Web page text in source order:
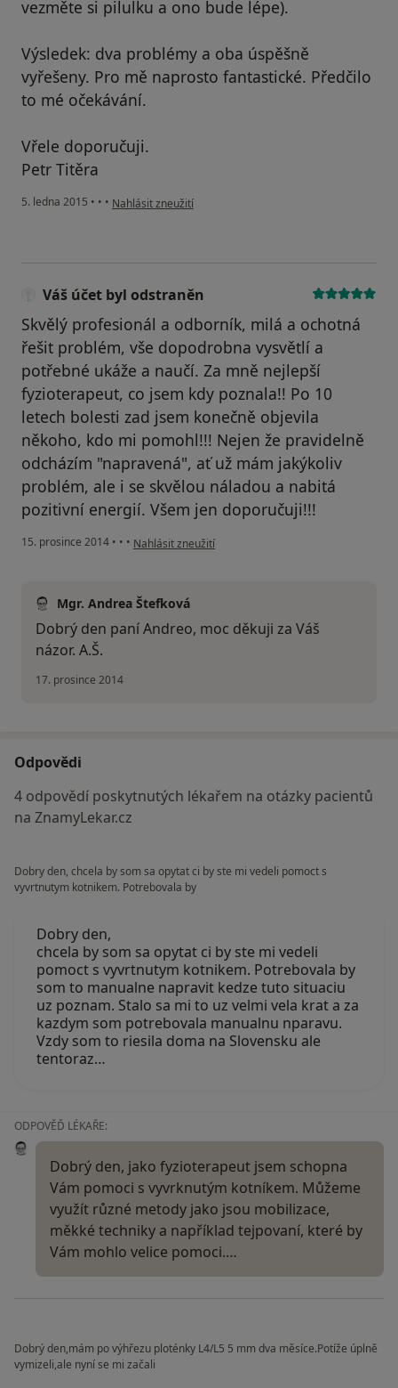
vezměte si pilulku a ono bude lépe).
Výsledek: dva problémy a oba úspěšně
vyřešeny. Pro mě naprosto fantastické. Předčilo
to mé očekávání.
Vřele doporučuji.
Petr Titěra
5. ledna 2015 • • • podle názoru uživatele Váš účet byl odstraněn
Nahlásit zneužití
Váš účet byl odstraněn
Skvělý profesionál a odborník, milá a ochotná
řešit problém, vše dopodrobna vysvětlí a
potřebné ukáže a naučí. Za mně nejlepší
fyzioterapeut, co jsem kdy poznala!! Po 10
letech bolesti zad jsem konečně objevila
někoho, kdo mi pomohl!!! Nejen že pravidelně
odcházím "napravená", ať už mám jakýkoliv
problém, ale i se skvělou náladou a nabitá
pozitivní energií. Všem jen doporučuji!!!
15. prosince 2014 • • • podle názoru uživatele Váš účet byl odstraněn
Nahlásit zneužití
Mgr. Andrea Štefková
Dobrý den paní Andreo, moc děkuji za Váš
názor. A.Š.
17. prosince 2014
Odpovědi
4 odpovědí poskytnutých lékařem na otázky pacientů
na ZnamyLekar.cz
Dobry den, chcela by som sa opytat ci by ste mi vedeli pomoct s
vyvrtnutym kotnikem. Potrebovala by
Dobry den,
chcela by som sa opytat ci by ste mi vedeli
pomoct s vyvrtnutym kotnikem. Potrebovala by
som to manualne napravit kedze tuto situaciu
uz poznam. Stalo sa mi to uz velmi vela krat a za
kazdym som potrebovala manualnu nparavu.
Vzdy som to riesila doma na Slovensku ale
tentoraz…
ODPOVĚĎ LÉKAŘE:
Dobrý den, jako fyzioterapeut jsem schopna
Vám pomoci s vyvrknutým kotníkem. Můžeme
využít různé metody jako jsou mobilizace,
měkké techniky a například tejpovaní, které by
Vám mohlo velice pomoci.…
Dobrý den,mám po výhřezu ploténky L4/L5 5 mm dva měsíce.Potíže úplně
vymizeli,ale nyní se mi začali